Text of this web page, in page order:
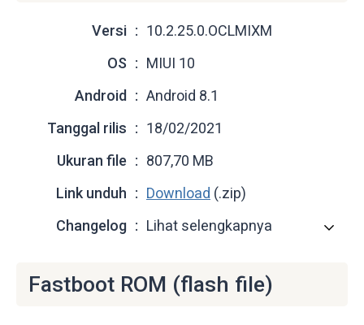
Versi
10.2.25.0.OCLMIXM
OS
MIUI 10
Android
Android 8.1
Tanggal rilis
18/02/2021
Ukuran file
807,70 MB
Link unduh
Download (.zip)
Changelog
Lihat selengkapnya
Fastboot ROM (flash file)